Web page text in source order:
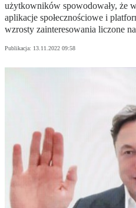
użytkowników spowodowały, że
aplikacje społecznościowe i
wzrosty zainteresowania liczone
Publikacja: 13.11.2022 09:58